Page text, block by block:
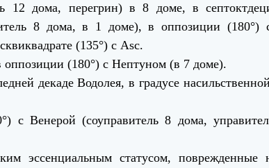
12 дома, перегрин) в 8 доме, в
8 дома, в 1 доме), в оппозиции (180°)
(135°) с Asc.
оппозиции (180°) с Нептуном (в 7 доме).
декаде Водолея, в градусе
с Венерой (соуправитель 8 дома,
эссенциальным статусом, поврежденные